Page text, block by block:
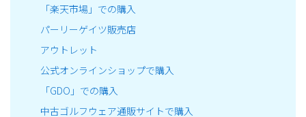
「楽天市場」での購入
パーリーゲイツ販売店
アウトレット
公式オンラインショップで購入
「GDO」での購入
中古ゴルフウェア通販サイトで購入